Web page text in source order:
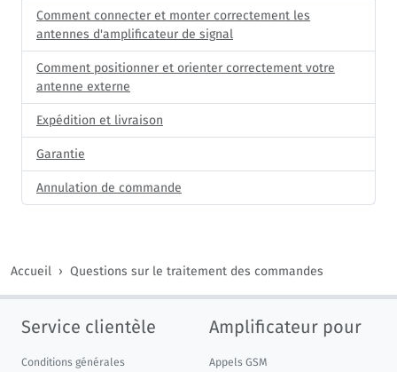
Comment connecter et monter correctement les
antennes d'amplificateur de signal
Comment positionner et orienter correctement votre
antenne externe
Expédition et livraison
Garantie
Annulation de commande
Accueil Questions sur le traitement des commandes
Service clientèle
Conditions générales
Amplificateur pour
Appels GSM